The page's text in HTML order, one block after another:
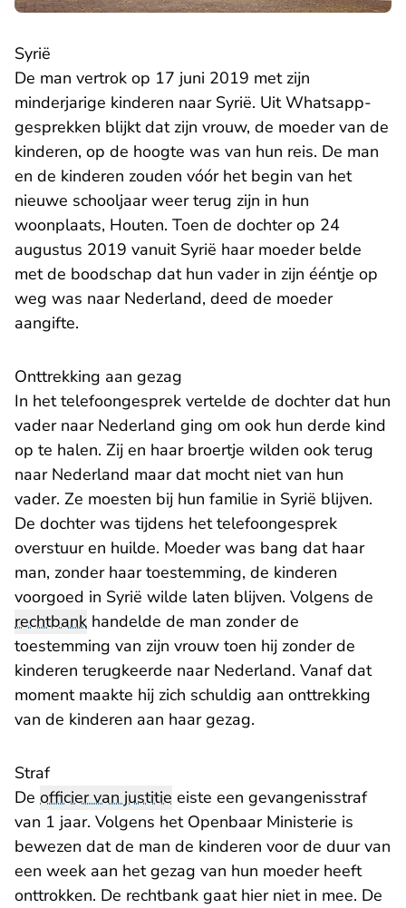
Syrië
De man vertrok op 17 juni 2019 met zijn
minderjarige kinderen naar Syrië. Uit Whatsapp-
gesprekken blijkt dat zijn vrouw, de moeder van de
kinderen, op de hoogte was van hun reis. De man
en de kinderen zouden vóór het begin van het
nieuwe schooljaar weer terug zijn in hun
woonplaats, Houten. Toen de dochter op 24
augustus 2019 vanuit Syrië haar moeder belde
met de boodschap dat hun vader in zijn ééntje op
weg was naar Nederland, deed de moeder
aangifte.
Onttrekking aan gezag
In het telefoongesprek vertelde de dochter dat hun
vader naar Nederland ging om ook hun derde kind
op te halen. Zij en haar broertje wilden ook terug
naar Nederland maar dat mocht niet van hun
vader. Ze moesten bij hun familie in Syrië blijven.
De dochter was tijdens het telefoongesprek
overstuur en huilde. Moeder was bang dat haar
man, zonder haar toestemming, de kinderen
voorgoed in Syrië wilde laten blijven. Volgens de
rechtbank handelde de man zonder de
toestemming van zijn vrouw toen hij zonder de
kinderen terugkeerde naar Nederland. Vanaf dat
moment maakte hij zich schuldig aan onttrekking
van de kinderen aan haar gezag.
Straf
De officier van justitie eiste een gevangenisstraf
van 1 jaar. Volgens het Openbaar Ministerie is
bewezen dat de man de kinderen voor de duur van
een week aan het gezag van hun moeder heeft
onttrokken. De rechtbank gaat hier niet in mee. De